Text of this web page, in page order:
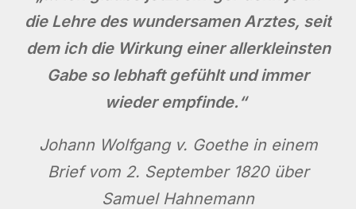
die Lehre des wundersamen Arztes, seit
dem ich die Wirkung einer allerkleinsten
Gabe so lebhaft gefühlt und immer
wieder empfinde.“
Johann Wolfgang v. Goethe in einem
Brief vom 2. September 1820 über
Samuel Hahnemann